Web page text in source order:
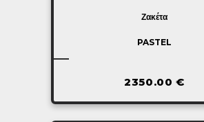
Ζακέτα
PASTEL
2350.00€